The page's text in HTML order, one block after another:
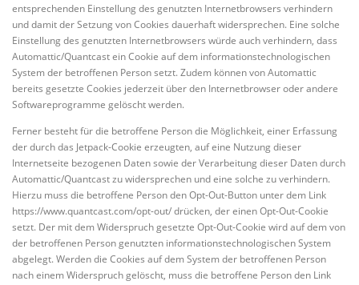
entsprechenden Einstellung des genutzten Internetbrowsers verhindern
und damit der Setzung von Cookies dauerhaft widersprechen. Eine solche
Einstellung des genutzten Internetbrowsers würde auch verhindern, dass
Automattic/Quantcast ein Cookie auf dem informationstechnologischen
System der betroffenen Person setzt. Zudem können von Automattic
bereits gesetzte Cookies jederzeit über den Internetbrowser oder andere
Softwareprogramme gelöscht werden.
Ferner besteht für die betroffene Person die Möglichkeit, einer Erfassung
der durch das Jetpack-Cookie erzeugten, auf eine Nutzung dieser
Internetseite bezogenen Daten sowie der Verarbeitung dieser Daten durch
Automattic/Quantcast zu widersprechen und eine solche zu verhindern.
Hierzu muss die betroffene Person den Opt-Out-Button unter dem Link
https://www.quantcast.com/opt-out/ drücken, der einen Opt-Out-Cookie
setzt. Der mit dem Widerspruch gesetzte Opt-Out-Cookie wird auf dem von
der betroffenen Person genutzten informationstechnologischen System
abgelegt. Werden die Cookies auf dem System der betroffenen Person
nach einem Widerspruch gelöscht, muss die betroffene Person den Link